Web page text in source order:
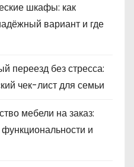
шкафы: как
вариант и где
переезд без стресса:
чек-лист для семьи
мебели на заказ:
функциональности и